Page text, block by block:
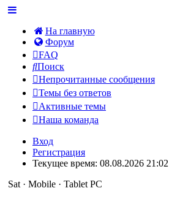
На главную
Форум
FAQ
Поиск
Непрочитанные сообщения
Темы без ответов
Активные темы
Наша команда
Вход
Регистрация
Текущее время: 08.08.2026 21:02
Sat · Mobile · Tablet PC